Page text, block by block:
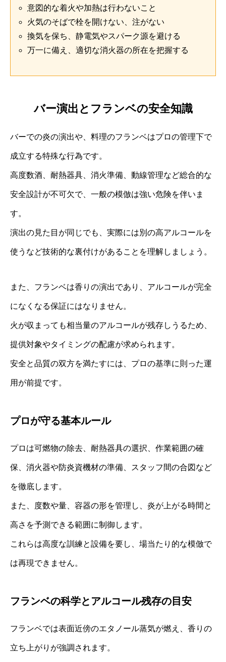
意図的な着火や加熱は行わないこと
火気のそばで栓を開けない、注がない
換気を保ち、静電気やスパーク源を避ける
万一に備え、適切な消火器の所在を把握する
バー演出とフランベの安全知識
バーでの炎の演出や、料理のフランベはプロの管理下で
成立する特殊な行為です。
高度数酒、耐熱器具、消火準備、動線管理など総合的な
安全設計が不可欠で、一般の模倣は強い危険を伴いま
す。
演出の見た目が同じでも、実際には別の高アルコールを
使うなど技術的な裏付けがあることを理解しましょう。
また、フランベは香りの演出であり、アルコールが完全
になくなる保証にはなりません。
火が収まっても相当量のアルコールが残存しうるため、
提供対象やタイミングの配慮が求められます。
安全と品質の双方を満たすには、プロの基準に則った運
用が前提です。
プロが守る基本ルール
プロは可燃物の除去、耐熱器具の選択、作業範囲の確
保、消火器や防炎資機材の準備、スタッフ間の合図など
を徹底します。
また、度数や量、容器の形を管理し、炎が上がる時間と
高さを予測できる範囲に制御します。
これらは高度な訓練と設備を要し、場当たり的な模倣で
は再現できません。
フランベの科学とアルコール残存の目安
フランベでは表面近傍のエタノール蒸気が燃え、香りの
立ち上がりが強調されます。